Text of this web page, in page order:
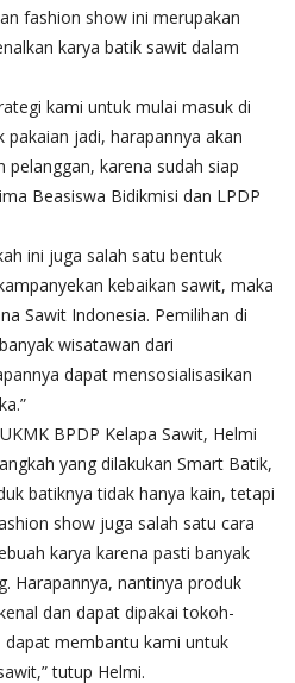
fashion show ini merupakan
karya batik sawit dalam
kami untuk mulai masuk di
jadi, harapannya akan
karena sudah siap
Beasiswa Bidikmisi dan LPDP
ini juga salah satu bentuk
kebaikan sawit, maka
Sawit Indonesia. Pemilihan di
wisatawan dari
dapat mensosialisasikan
BPDP Kelapa Sawit, Helmi
yang dilakukan Smart Batik,
batiknya tidak hanya kain, tetapi
show juga salah satu cara
karya karena pasti banyak
Harapannya, nantinya produk
dan dapat dipakai tokoh-
membantu kami untuk
tutup Helmi.